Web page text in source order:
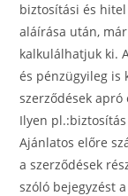
biztosítási és
aláírása után,
kalkulálhatjuk ki.
és pénzügyileg is
szerződések
Ilyen
Ajánlatos előre
a szerződések
szóló bejegyzést